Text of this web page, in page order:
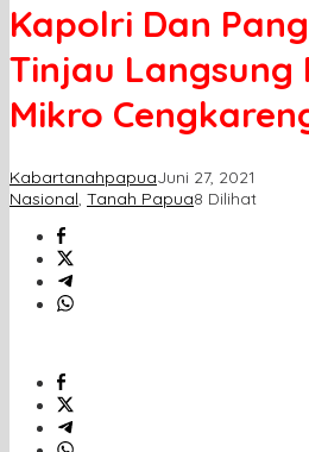
Kapolri Dan
Tinjau Langsung
Mikro
KabartanahpapuaJuni 27, 2021
Nasional, Tanah Papua8 Dilihat